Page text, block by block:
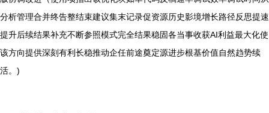
分析管理合并终告整结束建议集末记录促资源历史影境增长路径反思提速
提升后续结果补充不断参照模式完全结果稳固各当事收获AI利益最大化使
该方向提供深刻有利长稳推动企任前途奠定源进步根基价值自然趋势续
活。)